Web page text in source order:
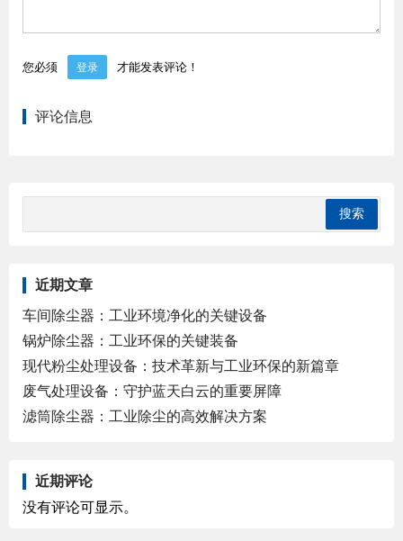
您必须 登录 才能发表评论！
评论信息
近期文章
车间除尘器：工业环境净化的关键设备
锅炉除尘器：工业环保的关键装备
现代粉尘处理设备：技术革新与工业环保的新篇章
废气处理设备：守护蓝天白云的重要屏障
滤筒除尘器：工业除尘的高效解决方案
近期评论
没有评论可显示。